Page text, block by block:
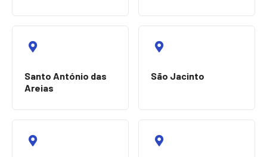
Santo António das
Areias
São Jacinto